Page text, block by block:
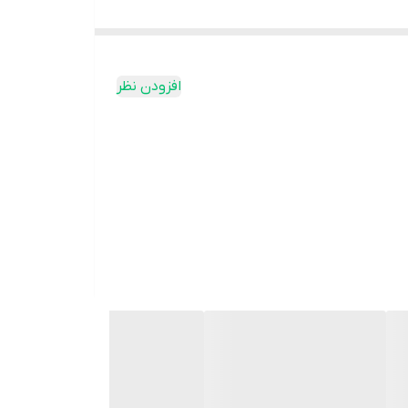
افزودن نظر